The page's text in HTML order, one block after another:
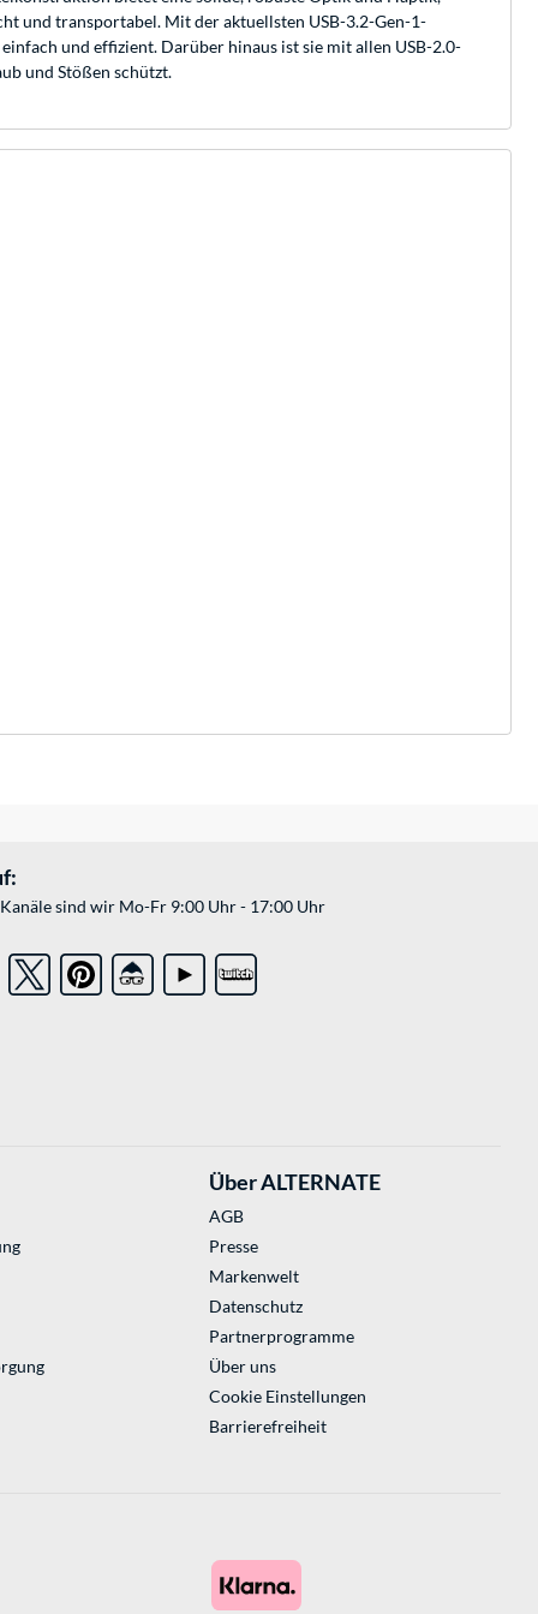
und transportabel. Mit der aktuellsten USB-3.2-Gen-1-
und effizient. Darüber hinaus ist sie mit allen USB-2.0-
und Stößen schützt.
sind wir Mo-Fr 9:00 Uhr - 17:00 Uhr
Über ALTERNATE
AGB
Presse
Markenwelt
Datenschutz
Partnerprogramme
Über uns
Cookie Einstellungen
Barrierefreiheit